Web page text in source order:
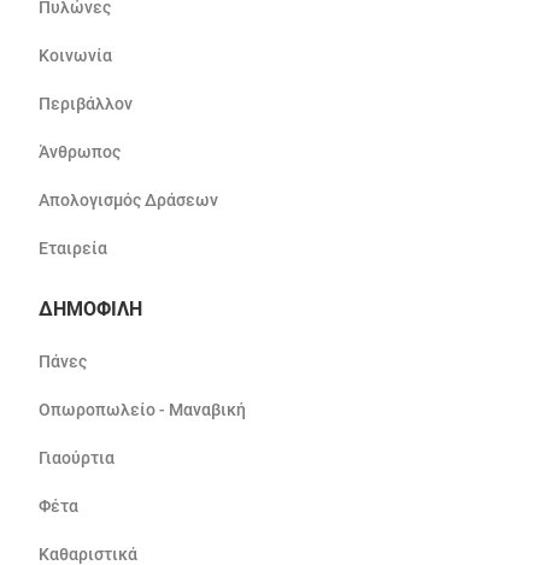
Πυλώνες
Κοινωνία
Περιβάλλον
Άνθρωπος
Απολογισμός Δράσεων
Εταιρεία
ΔΗΜΟΦΙΛΗ
Πάνες
Οπωροπωλείο - Μαναβική
Γιαούρτια
Φέτα
Καθαριστικά